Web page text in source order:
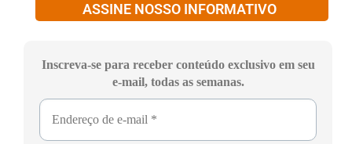
ASSINE NOSSO INFORMATIVO
Inscreva-se para receber conteúdo exclusivo em seu
e-mail, todas as semanas.